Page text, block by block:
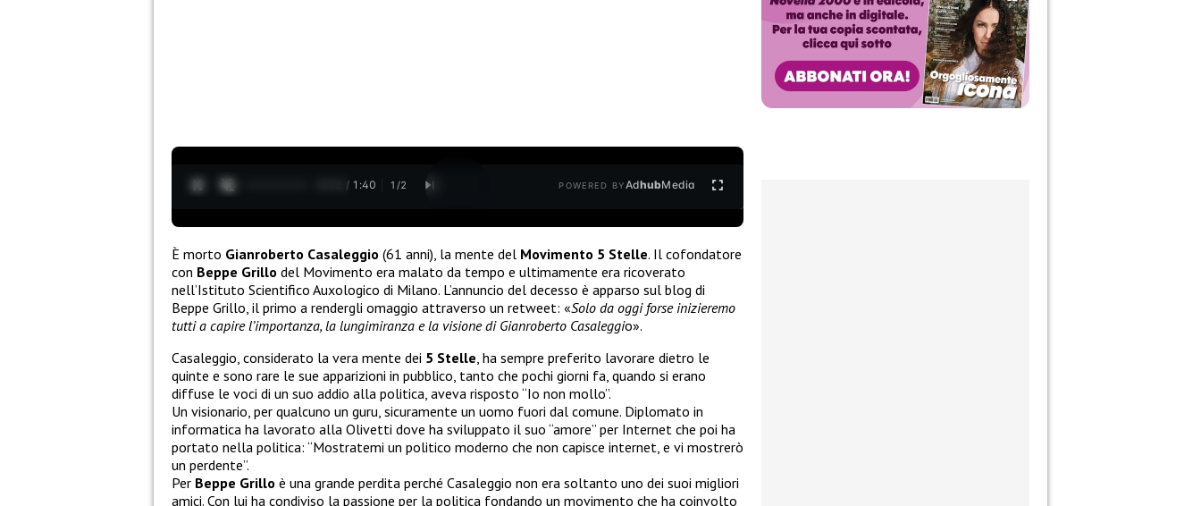
0:13 / 1:40 1 /2 POWERED BYAdhubMedia
È morto Gianroberto Casaleggio (61 anni), la mente del Movimento 5 Stelle. Il cofondatore
con Beppe Grillo del Movimento era malato da tempo e ultimamente era ricoverato
nell’Istituto Scientifico Auxologico di Milano. L’annuncio del decesso è apparso sul blog di
Beppe Grillo, il primo a rendergli omaggio attraverso un retweet: «Solo da oggi forse inizieremo
tutti a capire l’importanza, la lungimiranza e la visione di Gianroberto Casaleggio».
Casaleggio, considerato la vera mente dei 5 Stelle , ha sempre preferito lavorare dietro le
quinte e sono rare le sue apparizioni in pubblico, tanto che pochi giorni fa, quando si erano
diffuse le voci di un suo addio alla politica, aveva risposto “Io non mollo”.
Un visionario, per qualcuno un guru, sicuramente un uomo fuori dal comune. Diplomato in
informatica ha lavorato alla Olivetti dove ha sviluppato il suo “amore” per Internet che poi ha
portato nella politica: “Mostratemi un politico moderno che non capisce internet, e vi mostrerò
un perdente”.
Per Beppe Grillo è una grande perdita perché Casaleggio non era soltanto uno dei suoi migliori
amici. Con lui ha condiviso la passione per la politica fondando un movimento che ha coinvolto